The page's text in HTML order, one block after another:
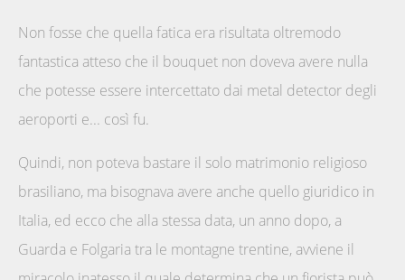
Non fosse che quella fatica era risultata oltremodo
fantastica atteso che il bouquet non doveva avere nulla
che potesse essere intercettato dai metal detector degli
aeroporti e... così fu.
Quindi, non poteva bastare il solo matrimonio religioso
brasiliano, ma bisognava avere anche quello giuridico in
Italia, ed ecco che alla stessa data, un anno dopo, a
Guarda e Folgaria tra le montagne trentine, avviene il